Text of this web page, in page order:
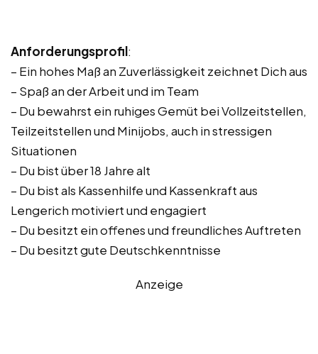
Anforderungsprofil:
– Ein hohes Maß an Zuverlässigkeit zeichnet Dich aus
– Spaß an der Arbeit und im Team
– Du bewahrst ein ruhiges Gemüt bei Vollzeitstellen,
Teilzeitstellen und Minijobs, auch in stressigen
Situationen
– Du bist über 18 Jahre alt
– Du bist als Kassenhilfe und Kassenkraft aus
Lengerich motiviert und engagiert
– Du besitzt ein offenes und freundliches Auftreten
– Du besitzt gute Deutschkenntnisse
Anzeige